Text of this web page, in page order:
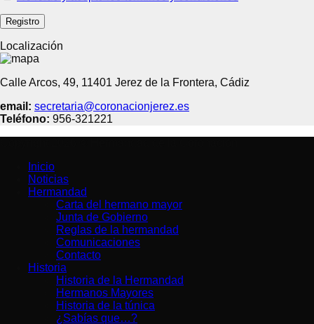
Localización
Calle Arcos, 49, 11401 Jerez de la Frontera, Cádiz
email: secretaria@coronacionjerez.es
Teléfono: 956-321221
Inicio
Noticias
Hermandad
Carta del hermano mayor
Junta de Gobierno
Reglas de la hermandad
Comunicaciones
Contacto
Historia
Historia de la Hermandad
Hermanos Mayores
Historia de la túnica
¿Sabías que…?